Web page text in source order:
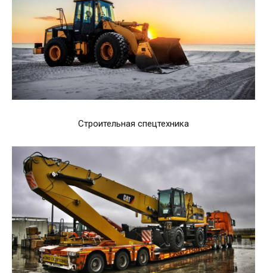
Строительная спецтехника